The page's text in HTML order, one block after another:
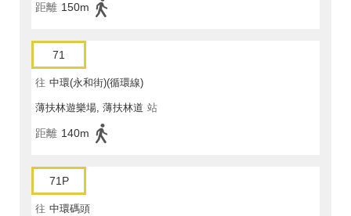
距離 150m
71
往 中環(永和街)(循環線)
薄扶林遊樂場, 薄扶林道 站
距離 140m
71P
往 中環碼頭